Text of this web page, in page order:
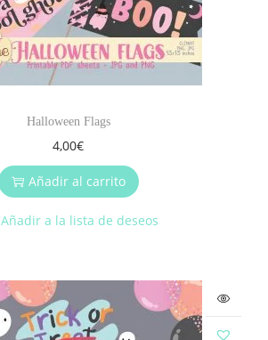
Halloween Flags
4,00€
Añadir al carrito
Añadir a la lista de deseos